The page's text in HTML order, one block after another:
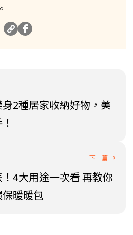
2種居家收納好物，美
4大用途一次看 再教你
暖暖包